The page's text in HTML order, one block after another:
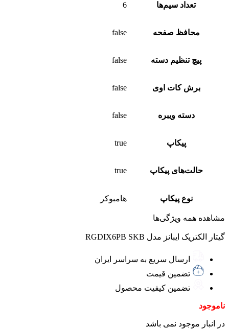
تعداد سیم‌ها 6
محافظ صفحه false
پیچ تنظیم دسته false
برش کات‌ اوی false
دسته ویبره false
پیکاپ true
حالت‌های پیکاپ true
نوع پیکاپ هامبوکر
مشاهده همه ویژگی‌ها
گیتار الکتریک ایبانز مدل RGDIX6PB SKB
ارسال سریع به سراسر ایران
تضمین قیمت
تضمین کیفیت محصول
ناموجود
در انبار موجود نمی باشد